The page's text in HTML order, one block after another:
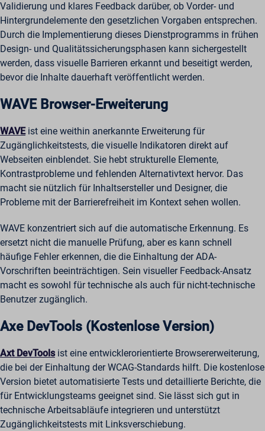
Validierung und klares Feedback darüber, ob Vorder- und
Hintergrundelemente den gesetzlichen Vorgaben entsprechen.
Durch die Implementierung dieses Dienstprogramms in frühen
Design- und Qualitätssicherungsphasen kann sichergestellt
werden, dass visuelle Barrieren erkannt und beseitigt werden,
bevor die Inhalte dauerhaft veröffentlicht werden.
WAVE Browser-Erweiterung
WAVEist eine weithin anerkannte Erweiterung für
Zugänglichkeitstests, die visuelle Indikatoren direkt auf
Webseiten einblendet. Sie hebt strukturelle Elemente,
Kontrastprobleme und fehlenden Alternativtext hervor. Das
macht sie nützlich für Inhaltsersteller und Designer, die
Probleme mit der Barrierefreiheit im Kontext sehen wollen.
WAVE konzentriert sich auf die automatische Erkennung. Es
ersetzt nicht die manuelle Prüfung, aber es kann schnell
häufige Fehler erkennen, die die Einhaltung der ADA-
Vorschriften beeinträchtigen. Sein visueller Feedback-Ansatz
macht es sowohl für technische als auch für nicht-technische
Benutzer zugänglich.
Axe DevTools (Kostenlose Version)
Axt DevToolsist eine entwicklerorientierte Browsererweiterung,
die bei der Einhaltung der WCAG-Standards hilft. Die kostenlose
Version bietet automatisierte Tests und detaillierte Berichte, die
für Entwicklungsteams geeignet sind. Sie lässt sich gut in
technische Arbeitsabläufe integrieren und unterstützt
Zugänglichkeitstests mit Linksverschiebung.